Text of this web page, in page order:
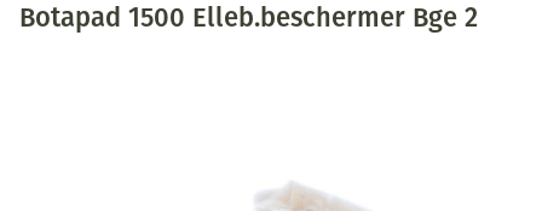
Botapad 1500 Elleb.beschermer Bge 2